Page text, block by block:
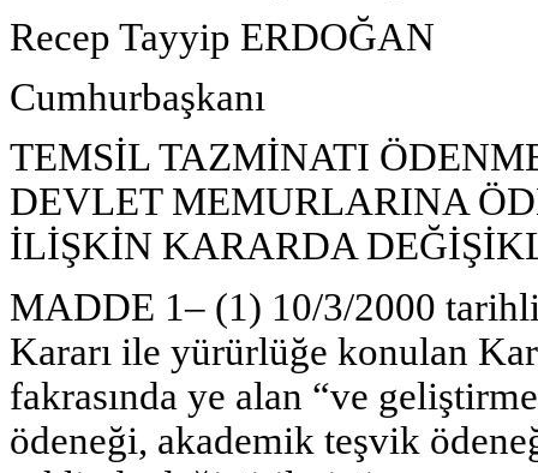
Recep Tayyip ERDOĞAN
Cumhurbaşkanı
TEMSİL TAZMİNATI
DEVLET MEMURLARINA
İLİŞKİN KARARDA
MADDE 1– (1) 10/3/2000
Kararı ile yürürlüğe konulan
fakrasında ye alan “ve
ödeneği, akademik teşvik